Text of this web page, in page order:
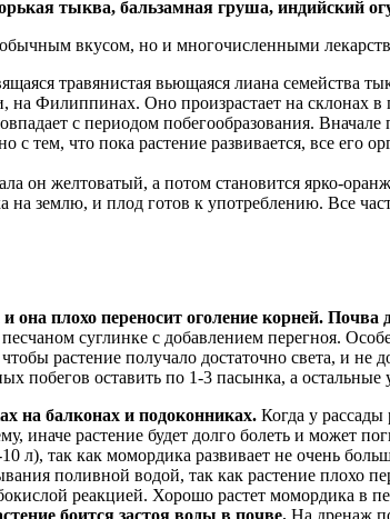
тыква, бальзамная груша, индийский
вкусом, но и многочисленными
травянистая вьющаяся лиана
Филиппинах. Оно произрастает на склонах
с периодом побегообразования.
с тем, что пока растение развивается, все его
желтоватый, а потом становится ярко-
на землю, и плод готов к употреблению. Все
и она плохо переносит оголение корней.
суглинке с добавлением перегноя.
растение получало достаточно света, и
оставить по 1-3 пасынка, а
на балконах и подоконниках. Когда у
иначе растение будет долго болеть и может
л), так как момордика развивает не очень
поливной водой, так как растение плохо
реакцией. Хорошо растет момордика в
боится застоя воды в почве. На дренаж